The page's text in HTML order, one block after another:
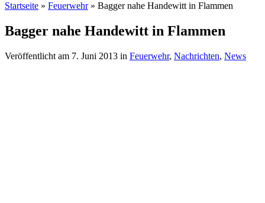
Startseite » Feuerwehr » Bagger nahe Handewitt in Flammen
Bagger nahe Handewitt in Flammen
Veröffentlicht am 7. Juni 2013 in Feuerwehr, Nachrichten, News